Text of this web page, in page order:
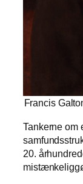
Francis
Tankerne om
20.